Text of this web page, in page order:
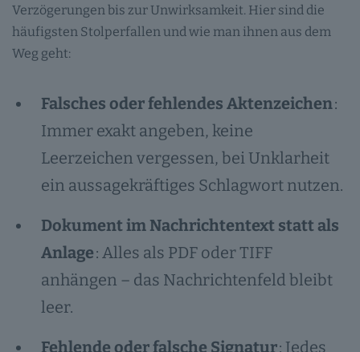
Verzögerungen bis zur Unwirksamkeit. Hier sind die
häufigsten Stolperfallen und wie man ihnen aus dem
Weg geht:
Falsches oder fehlendes Aktenzeichen:
Immer exakt angeben, keine
Leerzeichen vergessen, bei Unklarheit
ein aussagekräftiges Schlagwort nutzen.
Dokument im Nachrichtentext statt als
Anlage: Alles als PDF oder TIFF
anhängen – das Nachrichtenfeld bleibt
leer.
Fehlende oder falsche Signatur: Jedes